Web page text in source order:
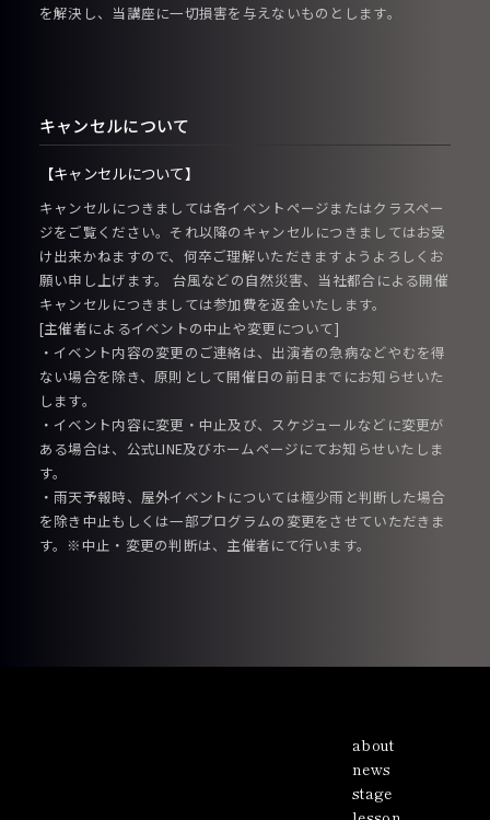
を解決し、当講座に一切損害を与えないものとします。
キャンセルについて
【キャンセルについて】
キャンセルにつきましては各イベントページまたはクラスペー
ジをご覧ください。それ以降のキャンセルにつきましてはお受
け出来かねますので、何卒ご理解いただきますようよろしくお
願い申し上げます。 台風などの自然災害、当社都合による開催
キャンセルにつきましては参加費を返金いたします。
[主催者によるイベントの中止や変更について]
・イベント内容の変更のご連絡は、出演者の急病などやむを得
ない場合を除き、原則として開催日の前日までにお知らせいた
します。
・イベント内容に変更・中止及び、スケジュールなどに変更が
ある場合は、公式LINE及びホームページにてお知らせいたしま
す。
・雨天予報時、屋外イベントについては極少雨と判断した場合
を除き中止もしくは一部プログラムの変更をさせていただきま
す。※中止・変更の判断は、主催者にて行います。
about
news
stage